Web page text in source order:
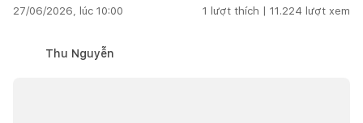
27/06/2026, lúc 10:00 1 lượt thích | 11.224 lượt xem
Thu Nguyễn